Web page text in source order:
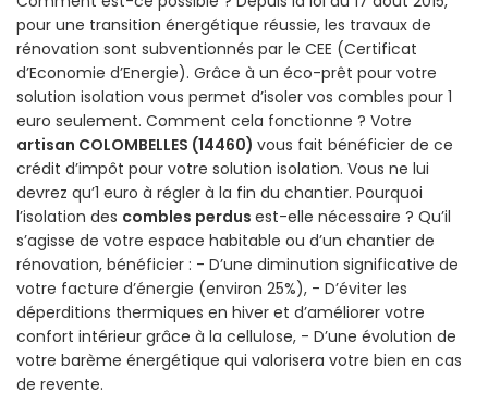
pour une transition énergétique réussie, les travaux de
rénovation sont subventionnés par le CEE (Certificat
d’Economie d’Energie). Grâce à un éco-prêt pour votre
solution isolation vous permet d’isoler vos combles pour 1
euro seulement. Comment cela fonctionne ? Votre
artisan COLOMBELLES (14460) vous fait bénéficier de ce
crédit d’impôt pour votre solution isolation. Vous ne lui
devrez qu’1 euro à régler à la fin du chantier. Pourquoi
l’isolation des combles perdus est-elle nécessaire ? Qu’il
s’agisse de votre espace habitable ou d’un chantier de
rénovation, bénéficier : - D’une diminution significative de
votre facture d’énergie (environ 25%), - D’éviter les
déperditions thermiques en hiver et d’améliorer votre
confort intérieur grâce à la cellulose, - D’une évolution de
votre barème énergétique qui valorisera votre bien en cas
de revente.